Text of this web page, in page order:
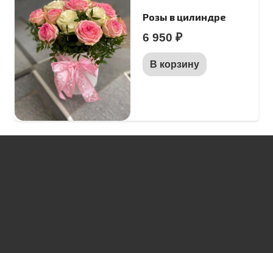
Розы в цилиндре
6 950 ₽
В корзину